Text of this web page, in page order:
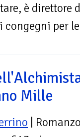
è direttore
per
Mille
|